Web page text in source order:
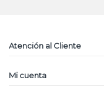
Atención al Cliente
Mi cuenta